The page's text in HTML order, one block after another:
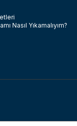
Nasıl Yıkamalıyım?